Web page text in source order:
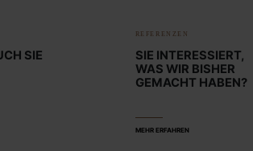
SIE
REFERENZEN
SIE INTERESSIERT,
WAS WIR BISHER
GEMACHT HABEN?
MEHR ERFAHREN